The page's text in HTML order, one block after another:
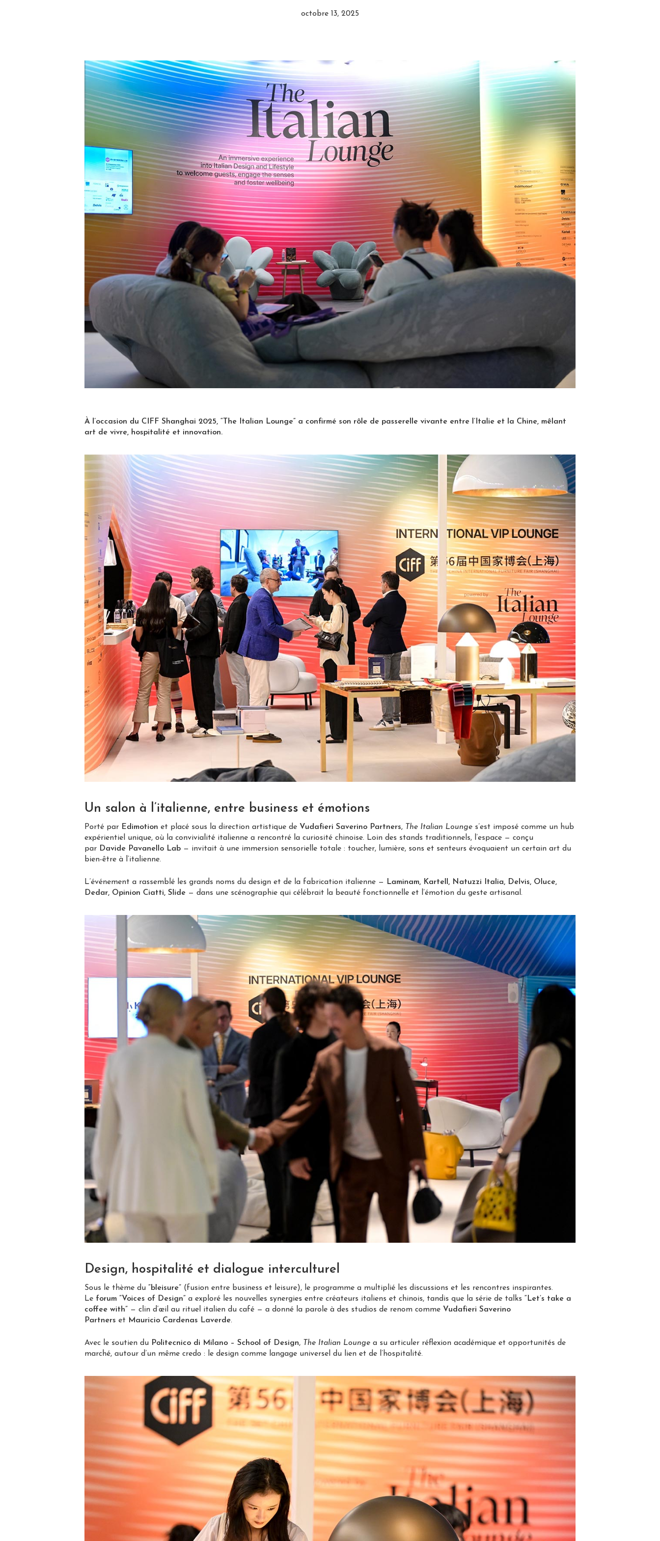
octobre 13, 2025
À l’occasion du CIFF Shanghai 2025, “The Italian Lounge” a confirmé son rôle de passerelle vivante entre l’Italie et la Chine, mêlant
art de vivre, hospitalité et innovation.
Un salon à l’italienne, entre business et émotions
Porté par Edimotion et placé sous la direction artistique de Vudafieri Saverino Partners, The Italian Lounge s’est imposé comme un hub
expérientiel unique, où la convivialité italienne a rencontré la curiosité chinoise. Loin des stands traditionnels, l’espace — conçu
par Davide Pavanello Lab — invitait à une immersion sensorielle totale : toucher, lumière, sons et senteurs évoquaient un certain art du
bien-être à l’italienne.
L’événement a rassemblé les grands noms du design et de la fabrication italienne — Laminam, Kartell, Natuzzi Italia, Delvis, Oluce,
Dedar, Opinion Ciatti, Slide — dans une scénographie qui célébrait la beauté fonctionnelle et l’émotion du geste artisanal.
Design, hospitalité et dialogue interculturel
Sous le thème du “bleisure” (fusion entre business et leisure), le programme a multiplié les discussions et les rencontres inspirantes.
Le forum “Voices of Design” a exploré les nouvelles synergies entre créateurs italiens et chinois, tandis que la série de talks “Let’s take a
coffee with” — clin d’œil au rituel italien du café — a donné la parole à des studios de renom comme Vudafieri Saverino
Partners et Mauricio Cardenas Laverde.
Avec le soutien du Politecnico di Milano – School of Design, The Italian Lounge a su articuler réflexion académique et opportunités de
marché, autour d’un même credo : le design comme langage universel du lien et de l’hospitalité.